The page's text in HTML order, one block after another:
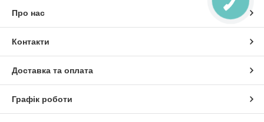
Про нас
Контакти
Доставка та оплата
Графік роботи